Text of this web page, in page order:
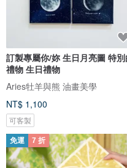
訂製專屬你/妳 生日月亮圖 特別的
禮物 生日禮物
Aries牡羊與熊 油畫美學
NT$ 1,100
可客製
免運 7 折